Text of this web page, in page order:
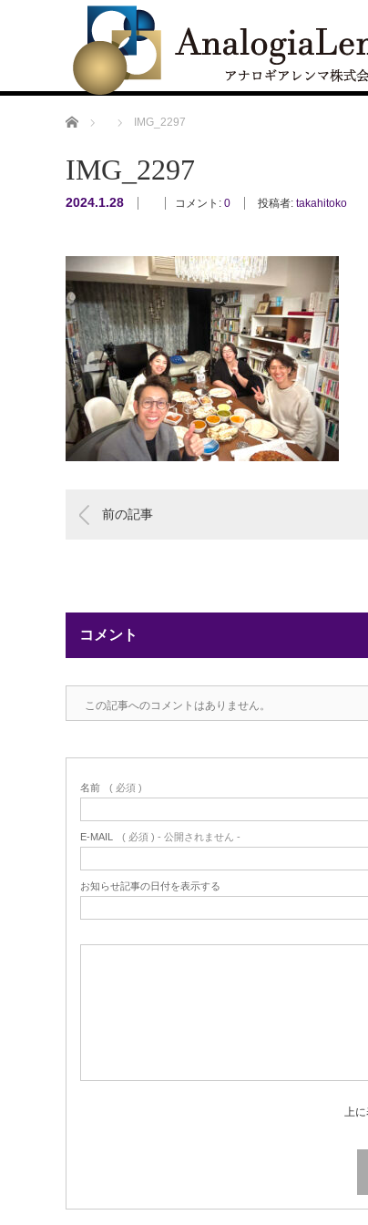
ホーム IMG_2297
IMG_2297
2024.1.28 コメント: 0 投稿者: takahitoko
前の記事
コメント
この記事へのコメントはありません。
名前 ( 必須 )
E-MAIL ( 必須 ) - 公開されません -
お知らせ記事の日付を表示する
上に